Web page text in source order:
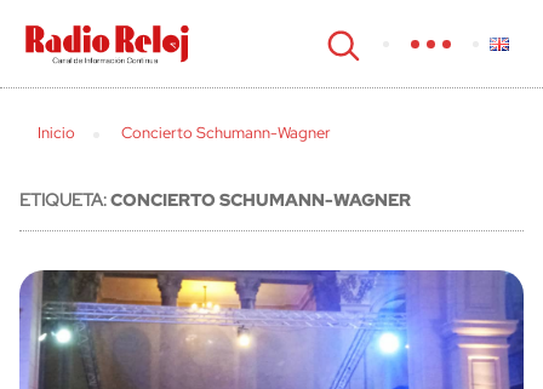
cerrar
Inicio Concierto Schumann-Wagner
ETIQUETA:CONCIERTO SCHUMANN-WAGNER